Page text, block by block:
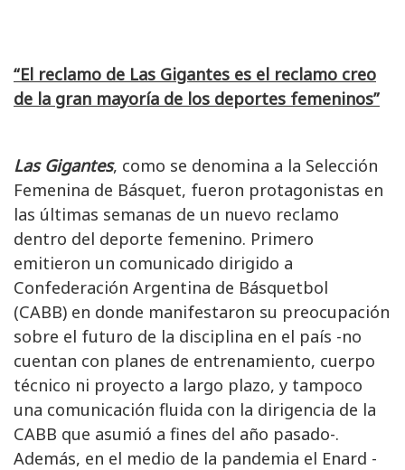
“El reclamo de Las Gigantes es el reclamo creo
de la gran mayoría de los deportes femeninos”
Las Gigantes, como se denomina a la Selección
Femenina de Básquet, fueron protagonistas en
las últimas semanas de un nuevo reclamo
dentro del deporte femenino. Primero
emitieron un comunicado dirigido a
Confederación Argentina de Básquetbol
(CABB) en donde manifestaron su preocupación
sobre el futuro de la disciplina en el país -no
cuentan con planes de entrenamiento, cuerpo
técnico ni proyecto a largo plazo, y tampoco
una comunicación fluida con la dirigencia de la
CABB que asumió a fines del año pasado-.
Además, en el medio de la pandemia el Enard -